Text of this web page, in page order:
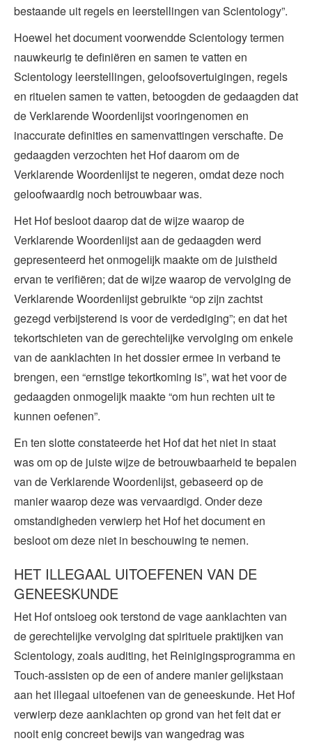
bestaande uit regels en leerstellingen van Scientology”.
Hoewel het document voorwendde Scientology termen
nauwkeurig te definiëren en samen te vatten en
Scientology leerstellingen, geloofsovertuigingen, regels
en rituelen samen te vatten, betoogden de gedaagden dat
de Verklarende Woordenlijst vooringenomen en
inaccurate definities en samenvattingen verschafte. De
gedaagden verzochten het Hof daarom om de
Verklarende Woordenlijst te negeren, omdat deze noch
geloofwaardig noch betrouwbaar was.
Het Hof besloot daarop dat de wijze waarop de
Verklarende Woordenlijst aan de gedaagden werd
gepresenteerd het onmogelijk maakte om de juistheid
ervan te verifiëren; dat de wijze waarop de vervolging de
Verklarende Woordenlijst gebruikte “op zijn zachtst
gezegd verbijsterend is voor de verdediging”; en dat het
tekortschieten van de gerechtelijke vervolging om enkele
van de aanklachten in het dossier ermee in verband te
brengen, een “ernstige tekortkoming is”, wat het voor de
gedaagden onmogelijk maakte “om hun rechten uit te
kunnen oefenen”.
En ten slotte constateerde het Hof dat het niet in staat
was om op de juiste wijze de betrouwbaarheid te bepalen
van de Verklarende Woordenlijst, gebaseerd op de
manier waarop deze was vervaardigd. Onder deze
omstandigheden verwierp het Hof het document en
besloot om deze niet in beschouwing te nemen.
HET ILLEGAAL UITOEFENEN VAN DE
GENEESKUNDE
Het Hof ontsloeg ook terstond de vage aanklachten van
de gerechtelijke vervolging dat spirituele praktijken van
Scientology, zoals auditing, het Reinigingsprogramma en
Touch-assisten op de een of andere manier gelijkstaan
aan het illegaal uitoefenen van de geneeskunde. Het Hof
verwierp deze aanklachten op grond van het feit dat er
nooit enig concreet bewijs van wangedrag was